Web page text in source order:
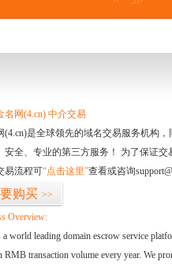
名网(4.cn) 中介交易
(4.cn)是全球领先的域名交易服务机构
安全、专业的第三方服务！ 为了保证
易流程可“点击这里”查看或咨询
购买 >>
Overview:
a world leading domain escrow service
RMB transaction volume every year. We